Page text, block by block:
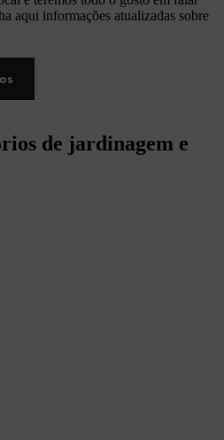
aqui informações atualizadas sobre
de jardinagem e